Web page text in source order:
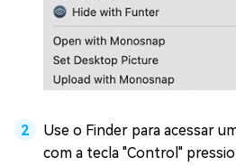
Use o Finder para acessar
com a tecla "Control"